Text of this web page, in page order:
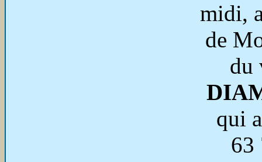
midi,
de
du
qui
63